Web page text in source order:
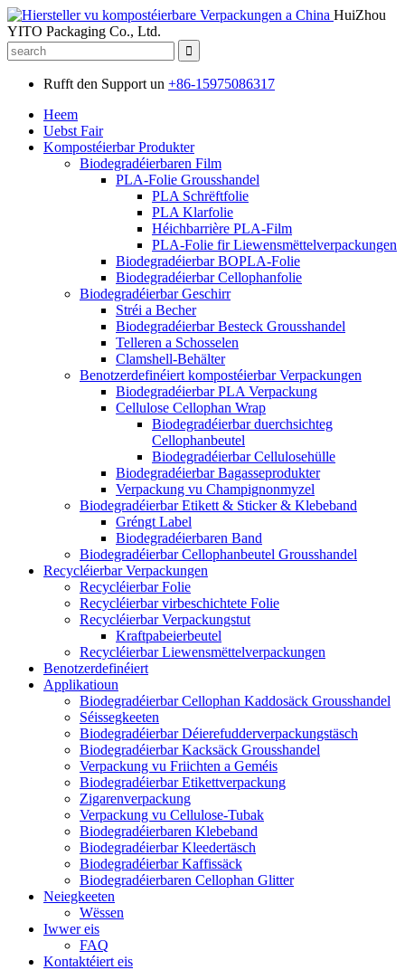
HuiZhou
YITO Packaging Co., Ltd.
Rufft den Support un +86-15975086317
Heem
Uebst Fair
Kompostéierbar Produkter
Biodegradéierbaren Film
PLA-Folie Grousshandel
PLA Schrëftfolie
PLA Klarfolie
Héichbarrière PLA-Film
PLA-Folie fir Liewensmëttelverpackungen
Biodegradéierbar BOPLA-Folie
Biodegradéierbar Cellophanfolie
Biodegradéierbar Geschirr
Stréi a Becher
Biodegradéierbar Besteck Grousshandel
Telleren a Schosselen
Clamshell-Behälter
Benotzerdefinéiert kompostéierbar Verpackungen
Biodegradéierbar PLA Verpackung
Cellulose Cellophan Wrap
Biodegradéierbar duerchsichteg
Cellophanbeutel
Biodegradéierbar Cellulosehülle
Biodegradéierbar Bagasseprodukter
Verpackung vu Champignonmyzel
Biodegradéierbar Etikett & Sticker & Klebeband
Gréngt Label
Biodegradéierbaren Band
Biodegradéierbar Cellophanbeutel Grousshandel
Recycléierbar Verpackungen
Recycléierbar Folie
Recycléierbar virbeschichtete Folie
Recycléierbar Verpackungstut
Kraftpabeierbeutel
Recycléierbar Liewensmëttelverpackungen
Benotzerdefinéiert
Applikatioun
Biodegradéierbar Cellophan Kaddosäck Grousshandel
Séissegkeeten
Biodegradéierbar Déierefudderverpackungstäsch
Biodegradéierbar Kacksäck Grousshandel
Verpackung vu Friichten a Geméis
Biodegradéierbar Etikettverpackung
Zigarenverpackung
Verpackung vu Cellulose-Tubak
Biodegradéierbaren Klebeband
Biodegradéierbar Kleedertäsch
Biodegradéierbar Kaffissäck
Biodegradéierbaren Cellophan Glitter
Neiegkeeten
Wëssen
Iwwer eis
FAQ
Kontaktéiert eis